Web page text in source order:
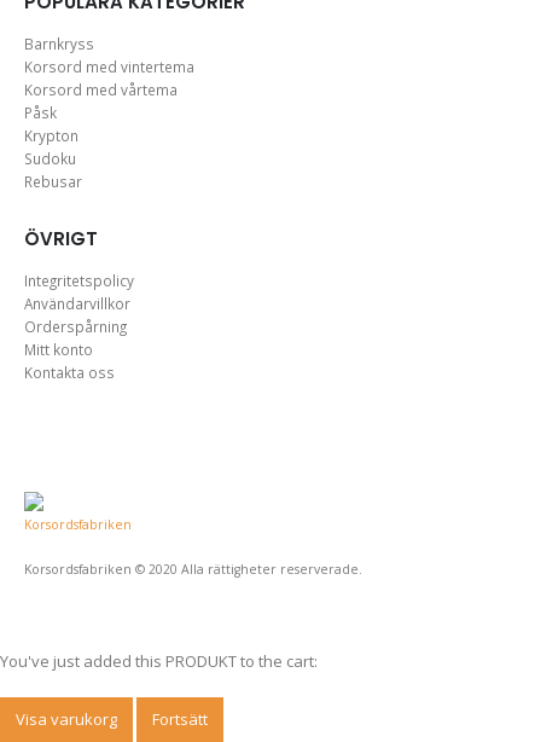
Barnkryss
Korsord med vintertema
Korsord med vårtema
Påsk
Krypton
Sudoku
Rebusar
ÖVRIGT
Integritetspolicy
Användarvillkor
Orderspårning
Mitt konto
Kontakta oss
Korsordsfabriken © 2020 Alla rättigheter reserverade.
You've just added this PRODUKT to the cart:
Visa varukorg Fortsätt